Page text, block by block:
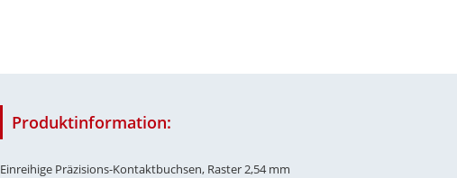
Produktinformation:
Einreihige Präzisions-Kontaktbuchsen, Raster 2,54 mm